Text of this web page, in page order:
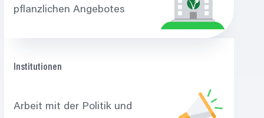
pflanzlichen Angebotes
Institutionen
Arbeit mit der Politik und